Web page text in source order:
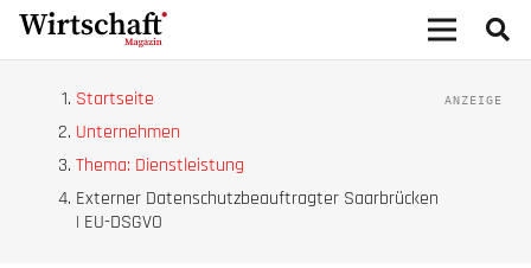
Startseite
Unternehmen
Thema: Dienstleistung
Externer Datenschutzbeauftragter Saarbrücken
| EU-DSGVO